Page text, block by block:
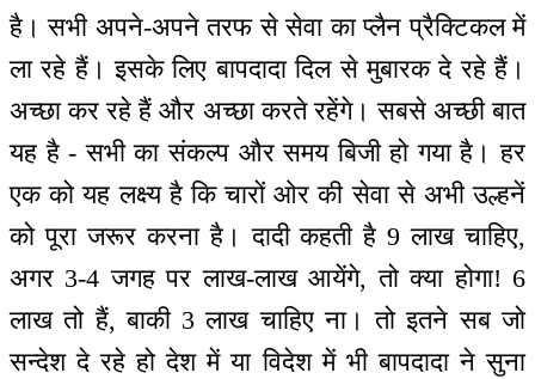
है। सभी अपने-अपने तरफ से सेवा का प्लैन प्रैक्टिकल में
ला रहे हैं। इसके लिए बापदादा दिल से मुबारक दे रहे हैं।
अच्छा कर रहे हैं और अच्छा करते रहेंगे। सबसे अच्छी बात
यह है - सभी का संकल्प और समय बिजी हो गया है। हर
एक को यह लक्ष्य है कि चारों ओर की सेवा से अभी उल्हनें
को पूरा जरूर करना है। दादी कहती है 9 लाख चाहिए,
अगर 3-4 जगह पर लाख-लाख आयेंगे, तो क्या होगा! 6
लाख तो हैं, बाकी 3 लाख चाहिए ना। तो इतने सब जो
सन्देश दे रहे हो देश में या विदेश में भी बापदादा ने सुना